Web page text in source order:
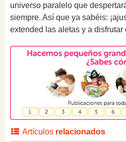
universo paralelo que
siempre. Así que ya sabéis:
extended las aletas y a
Artículos relacionados